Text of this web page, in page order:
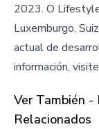
2023. O
Luxemburgo,
actual de
información,
Ver También -
Relacionados